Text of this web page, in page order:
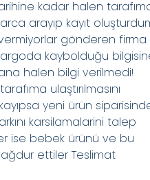
kadar halen
arayıp kayıt
gönderen firma
kaybolduğu
halen bilgi verilmedi!
ulaştırılmasını
yeni ürün
karsilamalarini talep
ise bebek ürünü ve bu
ettiler Teslimat